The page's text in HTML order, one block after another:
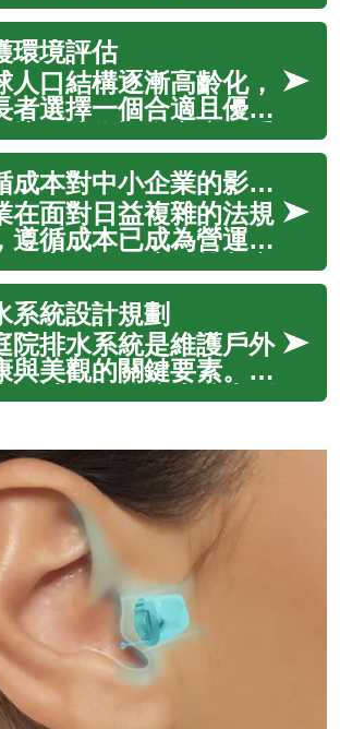
氣息。合理的空間規劃
植香草的關鍵，需要考
件、通風環境、澆水系
物的生長特性。透過科
方法和適當的栽培技
在有...
環境評估
人口結構逐漸高齡化，
者選擇一個合適且優質
境，成為許多家庭的重
這不僅關乎長者的日常
直接影響他們的心理健
互動與生活品質。因
全面且深入的照護環境
確保長者獲得最佳支援
活空...
法規遵循成本對中小企業的影響評估
在面對日益複雜的法規
遵循成本已成為營運的
因素。從政府政策制定
行，企業需要投入大量
合規性，這些成本不僅
表現，更關係到企業的
策略與市場競爭力。本
析法規遵循對中小企業
...
系統設計規劃
院排水系統是維護戶外
與美觀的關鍵要素。適
設計不僅能防止積水問
保護植物根系、延長戶
命，並確保庭院在各個
正常使用。有效的排水
考慮地形、氣候、土壤
現有的景觀設計，透過
料...